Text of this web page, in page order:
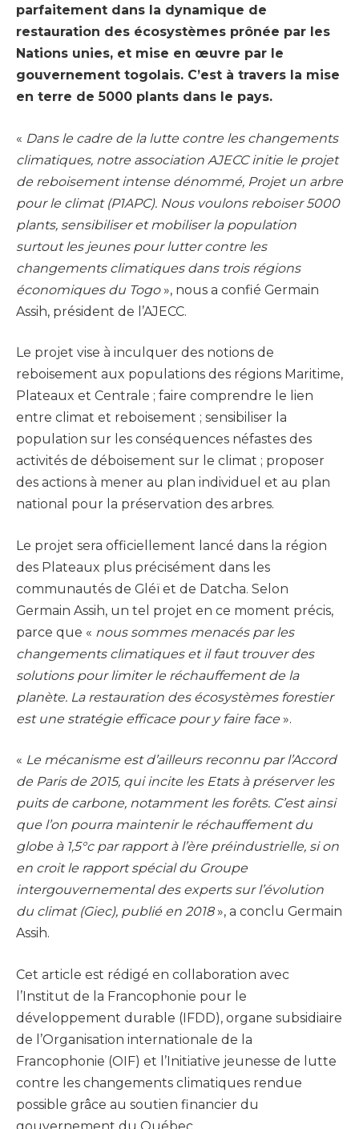
parfaitement dans la dynamique de
restauration des écosystèmes prônée par les
Nations unies, et mise en œuvre par le
gouvernement togolais. C’est à travers la mise
en terre de 5000 plants dans le pays.
« Dans le cadre de la lutte contre les changements
climatiques, notre association AJECC initie le projet
de reboisement intense dénommé, Projet un arbre
pour le climat (P1APC). Nous voulons reboiser 5000
plants, sensibiliser et mobiliser la population
surtout les jeunes pour lutter contre les
changements climatiques dans trois régions
économiques du Togo », nous a confié Germain
Assih, président de l’AJECC.
Le projet vise à inculquer des notions de
reboisement aux populations des régions Maritime,
Plateaux et Centrale ; faire comprendre le lien
entre climat et reboisement ; sensibiliser la
population sur les conséquences néfastes des
activités de déboisement sur le climat ; proposer
des actions à mener au plan individuel et au plan
national pour la préservation des arbres.
Le projet sera officiellement lancé dans la région
des Plateaux plus précisément dans les
communautés de Gléï et de Datcha. Selon
Germain Assih, un tel projet en ce moment précis,
parce que « nous sommes menacés par les
changements climatiques et il faut trouver des
solutions pour limiter le réchauffement de la
planète. La restauration des écosystèmes forestier
est une stratégie efficace pour y faire face ».
« Le mécanisme est d’ailleurs reconnu par l’Accord
de Paris de 2015, qui incite les Etats à préserver les
puits de carbone, notamment les forêts. C’est ainsi
que l’on pourra maintenir le réchauffement du
globe à 1,5°c par rapport à l’ère préindustrielle, si on
en croit le rapport spécial du Groupe
intergouvernemental des experts sur l’évolution
du climat (Giec), publié en 2018», a conclu Germain
Assih.
Cet article est rédigé en collaboration avec
l’Institut de la Francophonie pour le
développement durable (IFDD), organe subsidiaire
de l’Organisation internationale de la
Francophonie (OIF) et l’Initiative jeunesse de lutte
contre les changements climatiques rendue
possible grâce au soutien financier du